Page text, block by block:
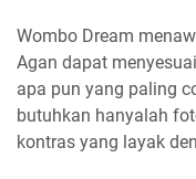
Wombo Dream
Agan dapat
apa pun yang paling
butuhkan hanyalah
kontras yang layak